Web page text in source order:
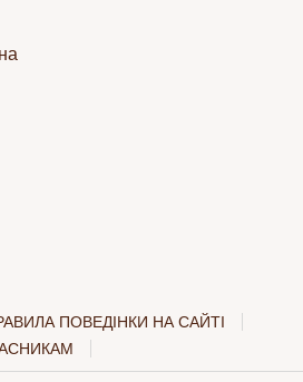
ПОВЕДІНКИ НА САЙТІ